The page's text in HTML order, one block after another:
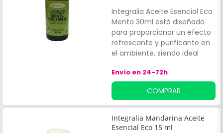
Integralia Aceite Esencial Eco
Menta 30ml está diseñado
para proporcionar un efecto
refrescante y purificante en
el ambiente, siendo ideal
bienestar natural en casa o
en el trabajo. Este aceite
esencial de menta ecológica
es perfecto para revitalizar el
aire de los espacios,
ofreciendo un aroma
Envío en 24-72h
COMPRAR
Integralia Mandarina Aceite
Esencial Eco 15 ml